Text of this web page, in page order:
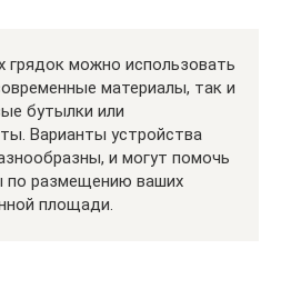
грядок можно использовать
материалы, так и
бутылки или
Варианты устройства
и могут помочь
по размещению ваших
площади.